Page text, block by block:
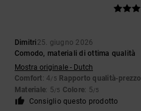
Dimitri 25. giugno 2026
Comodo, materiali di ottima qualità
Mostra originale - Dutch
Comfort: 4/5 Rapporto qualità-prezzo
Materiale: 5/5 Colore: 5/5
Consiglio questo prodotto